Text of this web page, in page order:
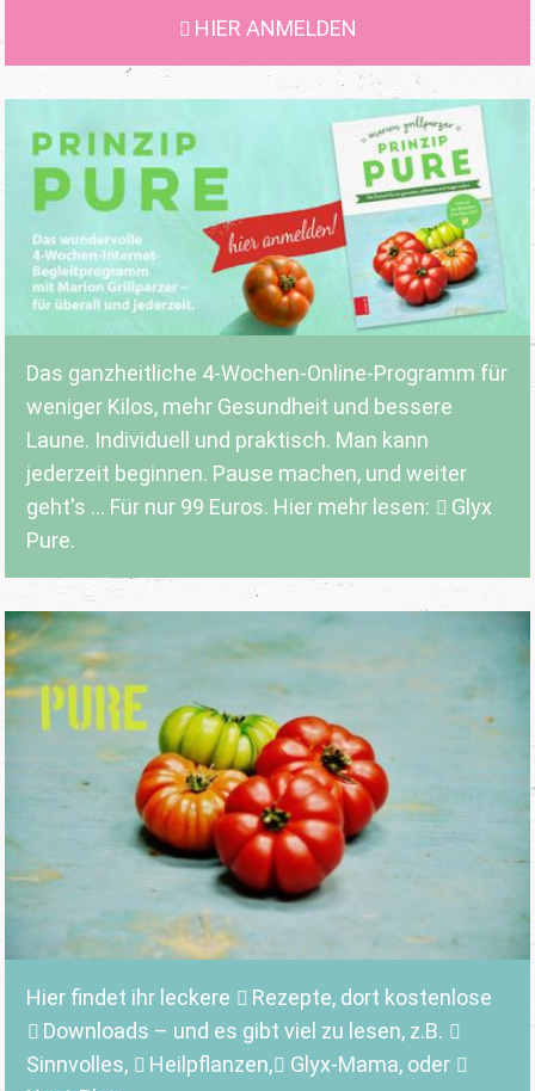
HIER ANMELDEN
Das ganzheitliche 4-Wochen-Online-Programm für
weniger Kilos, mehr Gesundheit und bessere
Laune. Individuell und praktisch. Man kann
jederzeit beginnen. Pause machen, und weiter
geht's ... Für nur 99 Euros. Hier mehr lesen:
Glyx
Pure.
Hier findet ihr leckere Rezepte, dort kostenlose
Downloads – und es gibt viel zu lesen, z.B.
Sinnvolles, Heilpflanzen, Glyx-Mama,oder